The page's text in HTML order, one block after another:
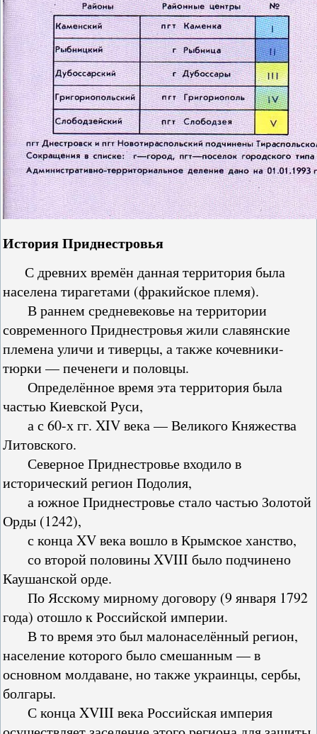
История Приднестровья
С древних времён данная территория была
населена тирагетами (фракийское племя).
В раннем средневековье на территории
современного Приднестровья жили славянские
племена уличи и тиверцы, а также кочевники-
тюрки — печенеги и половцы.
Определённое время эта территория была
частью Киевской Руси,
а с 60-х гг. XIV века — Великого Княжества
Литовского.
Северное Приднестровье входило в
исторический регион Подолия,
а южное Приднестровье стало частью Золотой
Орды (1242),
с конца XV века вошло в Крымское ханство,
со второй половины XVIII было подчинено
Каушанской орде.
По Ясскому мирному договору (9 января 1792
года) отошло к Российской империи.
В то время это был малонаселённый регион,
население которого было смешанным — в
основном молдаване, но также украинцы, сербы,
болгары.
С конца XVIII века Российская империя